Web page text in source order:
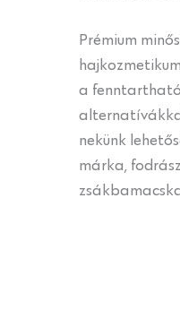
Prémium
a
nekünk
márka,